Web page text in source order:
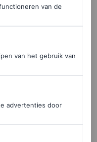
Jacobs mode
is op een
mode
van de
van het gebruik van
advertenties door